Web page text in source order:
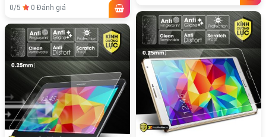
0/5 0 Đánh giá